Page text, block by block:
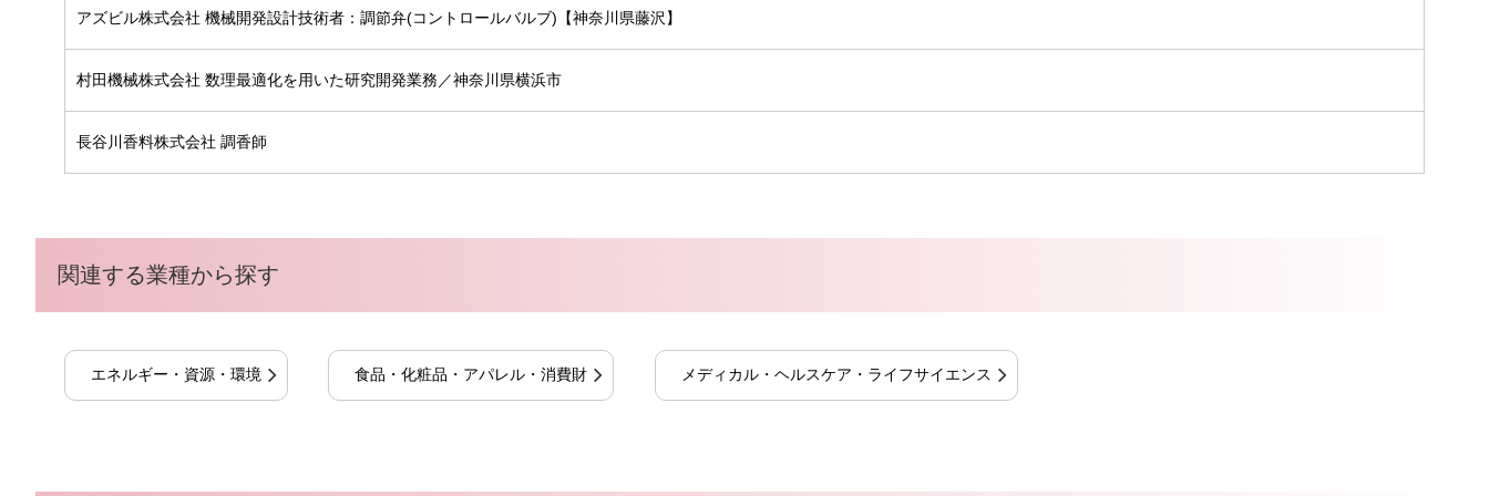
アズビル株式会社 機械開発設計技術者：調節弁(コントロールバルブ)【神奈川県藤沢】
村田機械株式会社 数理最適化を用いた研究開発業務／神奈川県横浜市
長谷川香料株式会社 調香師
関連する業種から探す
エネルギー・資源・環境 食品・化粧品・アパレル・消費財 メディカル・ヘルスケア・ライフサイエンス